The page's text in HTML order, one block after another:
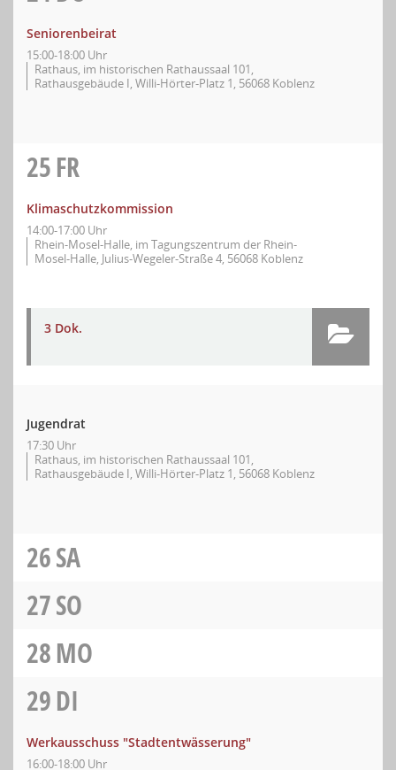
Seniorenbeirat
15:00-18:00 Uhr
Rathaus, im historischen Rathaussaal 101,
Rathausgebäude I, Willi-Hörter-Platz 1, 56068 Koblenz
25FR
Klimaschutzkommission
14:00-17:00 Uhr
Rhein-Mosel-Halle, im Tagungszentrum der Rhein-
Mosel-Halle, Julius-Wegeler-Straße 4, 56068 Koblenz
3 Dok.
Jugendrat
17:30 Uhr
Rathaus, im historischen Rathaussaal 101,
Rathausgebäude I, Willi-Hörter-Platz 1, 56068 Koblenz
26SA
27SO
28MO
29DI
Werkausschuss "Stadtentwässerung"
16:00-18:00 Uhr